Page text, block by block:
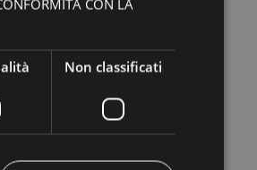
CON LA
Non classificati